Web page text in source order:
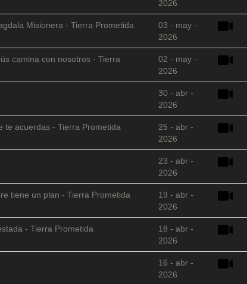
2026
Misionera - Tierra Prometida
03 - may -
2026
camina con nosotros - Tierra
02 - may -
2026
30 - abr -
2026
te acuerdas - Tierra Prometida
25 - abr -
2026
23 - abr -
2026
tiene un plan - Tierra Prometida
19 - abr -
2026
- Tierra Prometida
18 - abr -
2026
16 - abr -
2026